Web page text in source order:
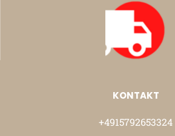
KONTAKT
+4915792653324